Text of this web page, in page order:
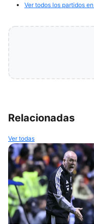
Ver todos los partidos
Relacionadas
Ver todas